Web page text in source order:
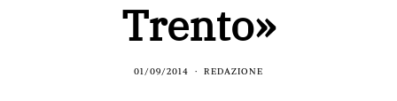
Trento»
01/09/2014 REDAZIONE